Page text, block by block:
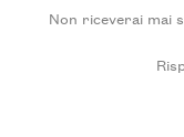
Non riceverai mai